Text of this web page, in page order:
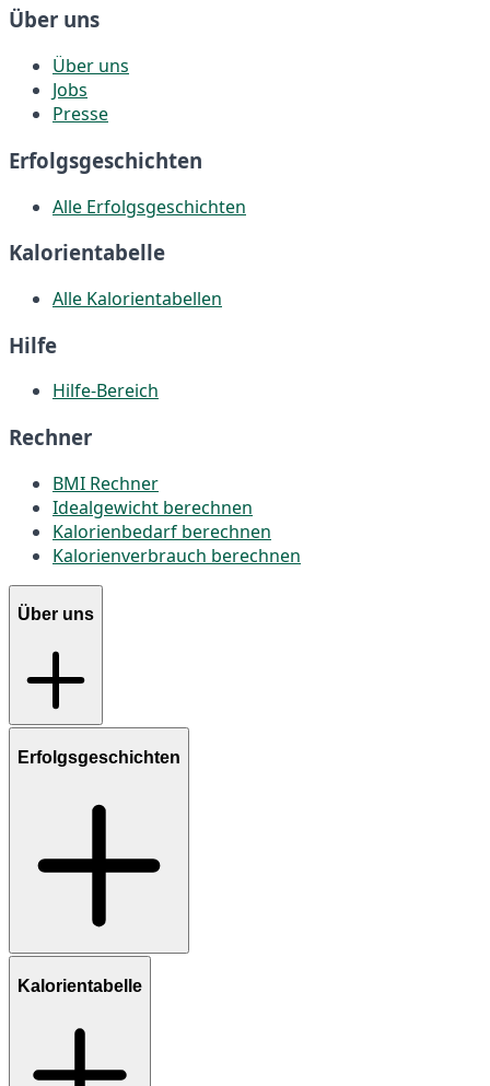
Über uns
Über uns
Jobs
Presse
Erfolgsgeschichten
Alle Erfolgsgeschichten
Kalorientabelle
Alle Kalorientabellen
Hilfe
Hilfe-Bereich
Rechner
BMI Rechner
Idealgewicht berechnen
Kalorienbedarf berechnen
Kalorienverbrauch berechnen
Über uns
Erfolgsgeschichten
Kalorientabelle